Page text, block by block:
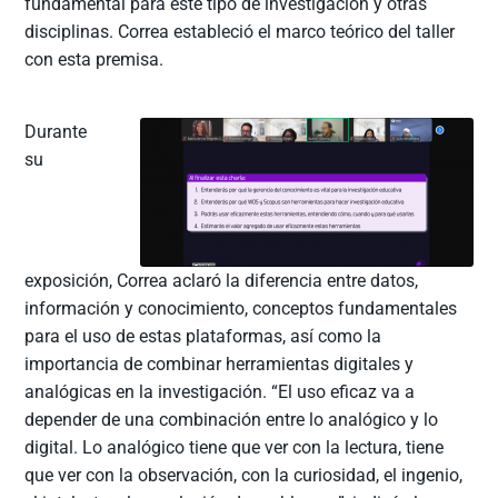
disciplinas. Correa estableció el marco teórico del taller
con esta premisa.
Durante
su
exposición, Correa aclaró la diferencia entre datos,
información y conocimiento, conceptos fundamentales
para el uso de estas plataformas, así como la
importancia de combinar herramientas digitales y
analógicas en la investigación. “El uso eficaz va a
depender de una combinación entre lo analógico y lo
digital. Lo analógico tiene que ver con la lectura, tiene
que ver con la observación, con la curiosidad, el ingenio,